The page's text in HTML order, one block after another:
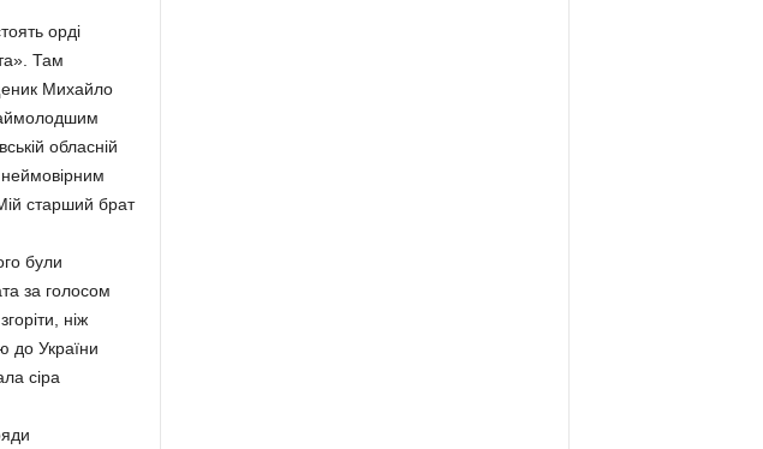
орді
Там
Михайло
обласній
старший брат
були
за голосом
ніж
до України
сіра